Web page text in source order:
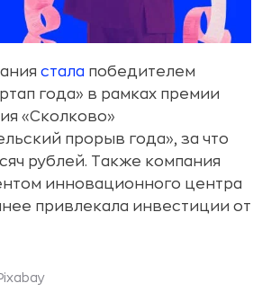
стала победителем
года» в рамках премии
«Сколково»
прорыв года», за что
рублей. Также компания
инновационного центра
привлекала инвестиции от